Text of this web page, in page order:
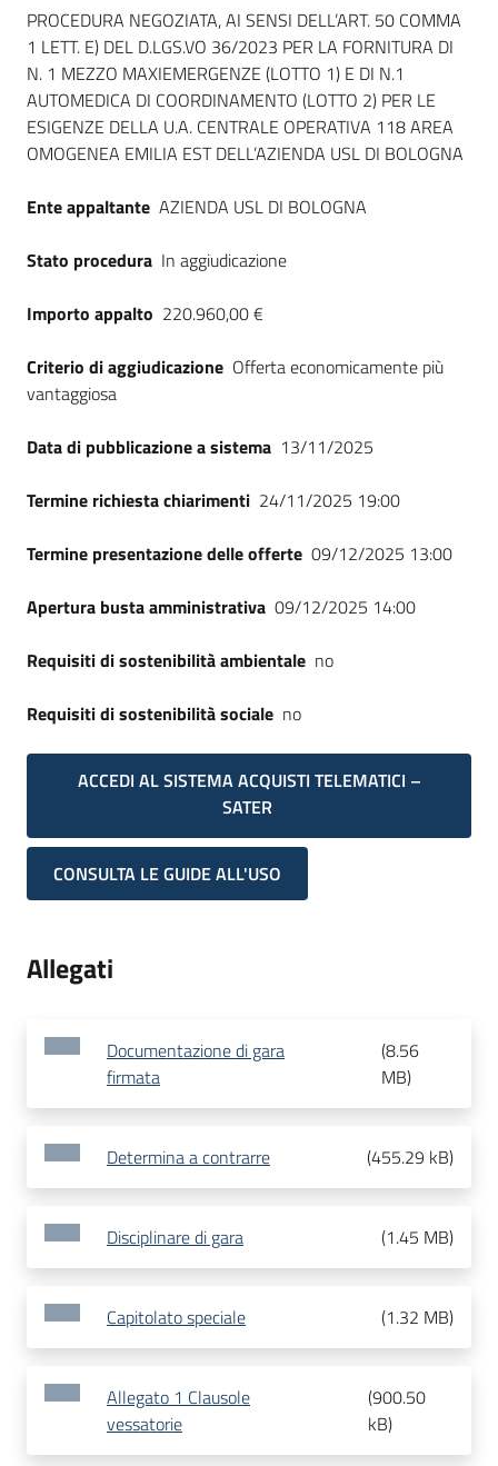
su
Dati del bando
PROCEDURA NEGOZIATA, AI SENSI DELL’ART. 50 COMMA
1 LETT. E) DEL D.LGS.VO 36/2023 PER LA FORNITURA DI
N. 1 MEZZO MAXIEMERGENZE (LOTTO 1) E DI N.1
AUTOMEDICA DI COORDINAMENTO (LOTTO 2) PER LE
ESIGENZE DELLA U.A. CENTRALE OPERATIVA 118 AREA
OMOGENEA EMILIA EST DELL’AZIENDA USL DI BOLOGNA
Ente appaltante AZIENDA USL DI BOLOGNA
Stato procedura In aggiudicazione
Importo appalto 220.960,00 €
Criterio di aggiudicazione Offerta economicamente più
vantaggiosa
Data di pubblicazione a sistema 13/11/2025
Termine richiesta chiarimenti 24/11/2025 19:00
Termine presentazione delle offerte 09/12/2025 13:00
Apertura busta amministrativa 09/12/2025 14:00
Requisiti di sostenibilità ambientale no
Requisiti di sostenibilità sociale no
ACCEDI AL SISTEMA ACQUISTI TELEMATICI –
SATER
CONSULTA LE GUIDE ALL'USO
Allegati
Documentazione di gara
firmata
(8.56
MB)
Determina a contrarre (455.29 kB)
Disciplinare di gara (1.45 MB)
Capitolato speciale (1.32 MB)
Allegato 1 Clausole
vessatorie
(900.50
kB)